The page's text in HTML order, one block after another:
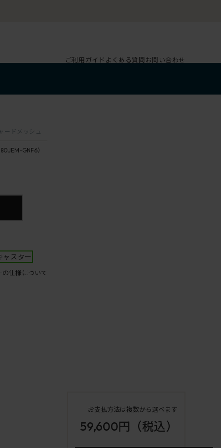
ご利用ガイド よくある質問お問い合わせ
ードメッシュ
GNF6）
ャスター
の仕様について
お支払方法は複数から選べます
59,600円 （税込）